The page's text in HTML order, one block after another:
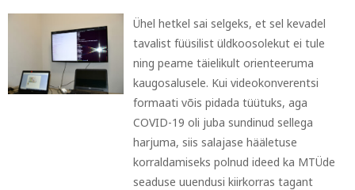
Ühel hetkel sai selgeks, et sel kevadel
tavalist füüsilist üldkoosolekut ei tule
ning peame täielikult orienteeruma
kaugosalusele. Kui videokonverentsi
formaati võis pidada tüütuks, aga
COVID-19 oli juba sundinud sellega
harjuma, siis salajase hääletuse
korraldamiseks polnud ideed ka MTÜde
seaduse uuendusi kiirkorras tagant